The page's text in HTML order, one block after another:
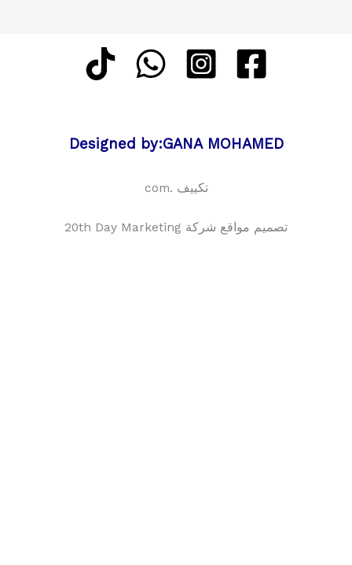
Designed by:GANA MOHAMED
تكييف .com
تصميم مواقع شركة 20th Day Marketing